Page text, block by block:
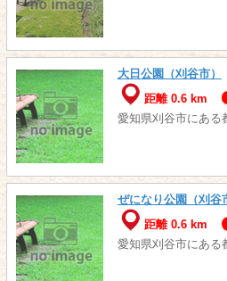
大日公園（刈谷市）
距離 0.6 km
愛知県刈谷市にある
ぜになり公園（刈谷
距離 0.6 km
愛知県刈谷市にある